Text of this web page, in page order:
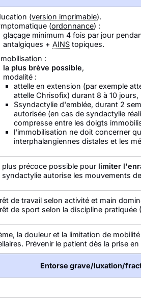
(version imprimable).
(ordonnance) :
glaçage minimum 4 fois par jour
antalgiques + AINStopiques.
:
la plus brève possible,
modalité :
attelle en extension (par exemple
attelle Chrisofix) durant 8 à 10
Ssyndactylie d'emblée, durant 2
autorisée (en cas de syndactylie
compresse entre les doigts
l'immobilisation ne doit concerner
interphalangiennes distales et les
plus précoce possible pour limiter
syndactylie autorise les mouvements
de travail selon activité et main
de sport selon la discipline
la douleur et la limitation de
Prévenir le patient dès la prise
Entorse grave/luxation/